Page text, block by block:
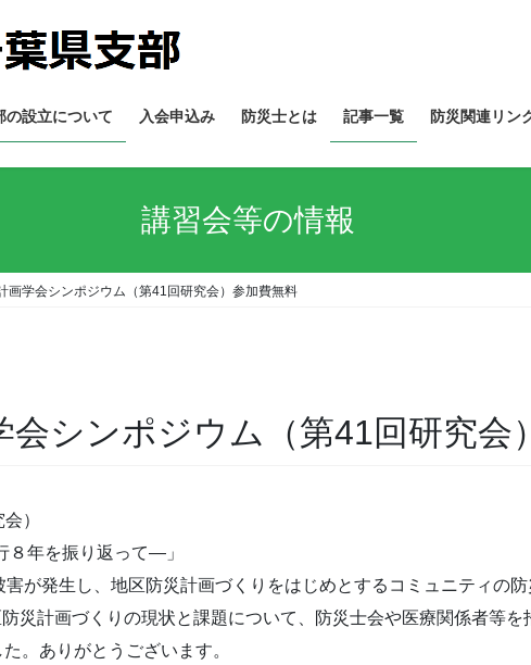
の設立について 入会申込み 防災士とは 記事一覧 防災関連リン
講習会等の情報
画学会シンポジウム（第41回研究会）参加費無料
会シンポジウム（第41回研究会
）
８年を振り返って― 」
害が発生し、地区防災計画づくりをはじめとするコミュニティの
防災計画づくりの現状と課題について、
防災士会や医療関係者等を
。ありがとうございます。